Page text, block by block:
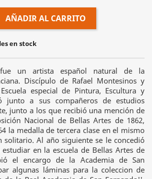
AÑADIR AL CARRITO
en stock
fue un artista español natural de la
Discípulo de Rafael Montesinos y
especial de Pintura, Escultura y
junto a sus compañeros de estudios
junto a los que recibió una mención de
Nacional de Bellas Artes de 1862,
la medalla de tercera clase en el mismo
solitario. Al año siguiente se le concedió
en la escuela de Bellas Artes de
el encargo de la Academia de San
algunas láminas para la coleccion de